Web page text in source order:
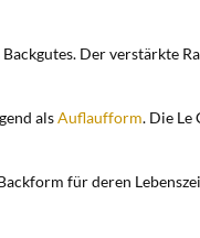
Der verstärkte
alsAuflaufform. Die Le
für deren